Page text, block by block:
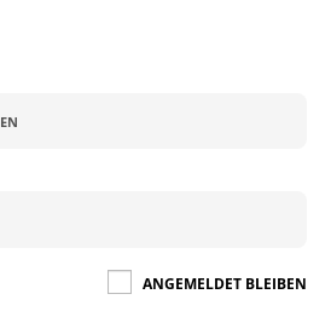
ANGEMELDET BLEIBEN